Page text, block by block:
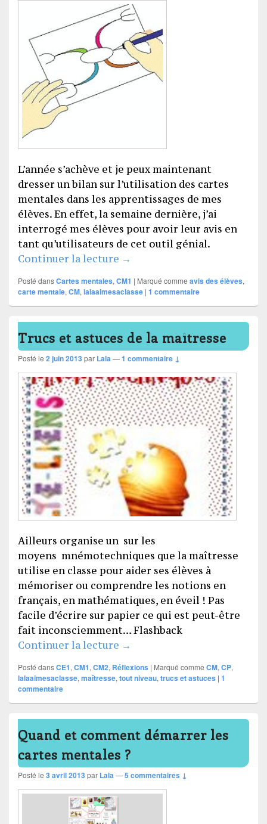
L’année s’achève et je peux maintenant
dresser un bilan sur l’utilisation des cartes
mentales dans les apprentissages de mes
élèves. En effet, la semaine dernière, j’ai
interrogé mes élèves pour avoir leur avis en
tant qu’utilisateurs de cet outil génial.
Continuer la lecture L’avis des élèves
→
Posté dansCartes mentales, CM1 | Marqué comme avis des élèves,
carte mentale, CM, lalaaimesaclasse | 1 commentaire
Trucs et astuces de la maîtresse
Posté le 2 juin 2013 par Lala—1 commentaire ↓
Ailleurs organise un sur les
moyens mnémotechniques que la maîtresse
utilise en classe pour aider ses élèves à
mémoriser ou comprendre les notions en
français, en mathématiques, en éveil ! Pas
facile d’écrire sur papier ce qui est peut-être
fait inconsciemment… Flashback
Continuer la lecture Trucs et astuces de la
→
Posté dansCE1, CM1, CM2, Réflexions | Marqué comme CM, CP,
lalaaimesaclasse, maîtresse, tout niveau, trucs et astuces | 1
commentaire
Quand et comment démarrer les
cartes mentales ?
Posté le 3 avril 2013 par Lala —5 commentaires ↓